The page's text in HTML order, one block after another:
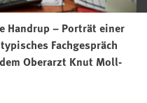
Handrup – Porträt einer
Fachgespräch
Oberarzt Knut Moll-